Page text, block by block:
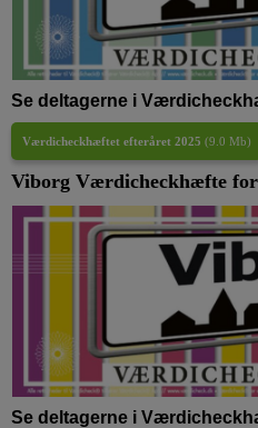
Se deltagerne i
Værdicheckhæftet efteråret 2025 (9.0 Mb)
Viborg Værdicheckhæfte
Se deltagerne i